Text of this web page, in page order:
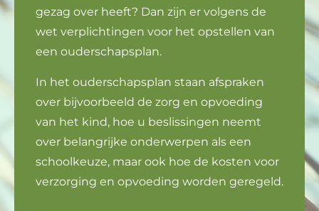
gezag over heeft? Dan zijn er volgens de
wet verplichtingen voor het opstellen van
een ouderschapsplan.
In het ouderschapsplan staan afspraken
over bijvoorbeeld de zorg en opvoeding
van het kind, hoe u beslissingen neemt
over belangrijke onderwerpen als een
schoolkeuze, maar ook hoe de kosten voor
verzorging en opvoeding worden geregeld.